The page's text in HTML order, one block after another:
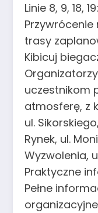
Linie 8, 9, 18,
trasy
Kibicuj
uczestnikom
atmosferę, z
ul.
Rynek, ul.
Wyzwolenia,
Praktyczne
Pełne